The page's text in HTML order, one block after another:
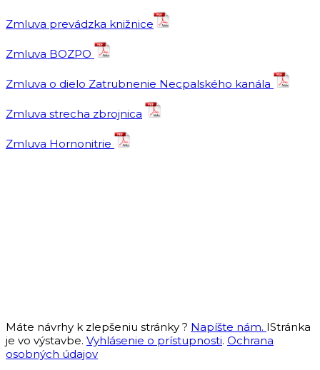
Zmluva prevádzka knižnice
Zmluva BOZPO
Zmluva o dielo Zatrubnenie Necpalského kanála
Zmluva strecha zbrojnica
Zmluva Hornonitrie
Máte návrhy k zlepšeniu stránky ? Napíšte nám. IStránka
je vo výstavbe. Vyhlásenie o prístupnosti. Ochrana
osobných údajov